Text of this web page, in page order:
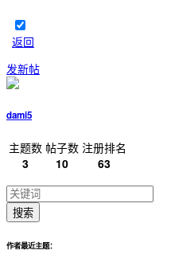
返回
发新帖
dami5
主题数
3
帖子数
10
注册排名
63
搜索
作者最近主题：